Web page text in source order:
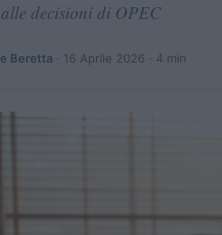
decisioni di OPEC
Beretta · 16 Aprile 2026 · 4 min